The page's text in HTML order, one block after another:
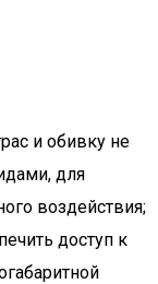
и обивку не
для
воздействия;
доступ к